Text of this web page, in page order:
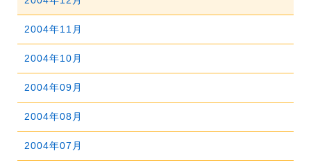
2012年02月
2012年01月
2010年04月
2010年03月
2010年02月
2010年01月
2009年05月
2009年04月
2009年03月
2009年02月
2009年01月
2008年06月
2008年05月
2008年04月
2008年03月
2008年02月
2007年08月
2007年07月
2007年06月
2007年05月
2007年04月
2007年03月
2006年09月
2006年08月
2006年07月
2006年06月
2006年05月
2006年04月
2004年11月
2004年10月
2004年09月
2004年08月
2004年07月